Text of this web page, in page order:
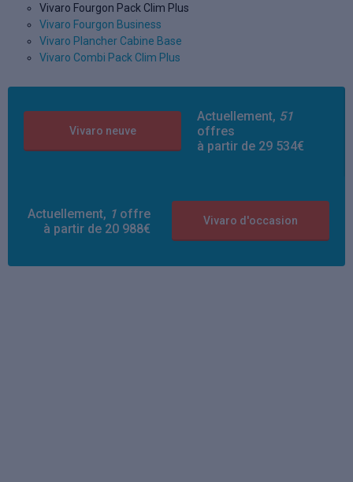
Vivaro Fourgon Pack Clim Plus
Vivaro Fourgon Business
Vivaro Plancher Cabine Base
Vivaro Combi Pack Clim Plus
Vivaro neuve
Actuellement, 51
offres
à partir de 29 534€
Actuellement, 1 offre
à partir de 20 988€
Vivaro d'occasion